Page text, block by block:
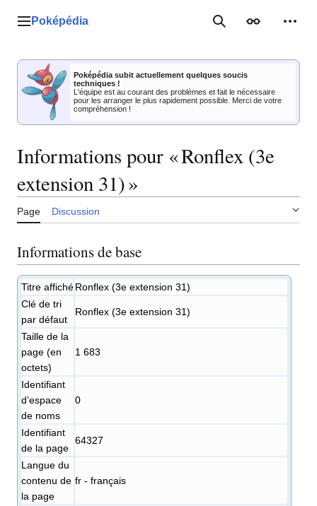
Menu principal
Poképédia RechercherApparence
Poképédia subit actuellement quelques soucis
techniques !
L'équipe est au courant des problèmes et fait le nécessaire
pour les arranger le plus rapidement possible. Merci de votre
compréhension !
Informations pour « Ronflex (3e
extension 31) »
Page Discussion
Informations de base
Titre affichéRonflex (3e extension 31)
Clé de tri
par défaut
Ronflex (3e extension 31)
Taille de la
page (en
octets)
1 683
Identifiant
dʼespace
de noms
0
Identifiant
de la page
64327
Langue du
contenu de
la page
fr - français